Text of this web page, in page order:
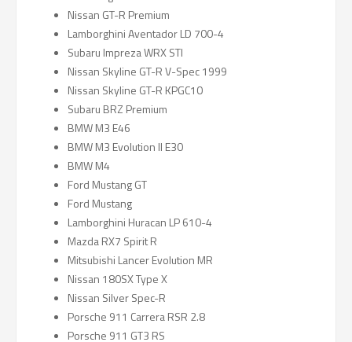
Nissan GT-R Premium
Lamborghini Aventador LD 700-4
Subaru Impreza WRX STI
Nissan Skyline GT-R V-Spec 1999
Nissan Skyline GT-R KPGC10
Subaru BRZ Premium
BMW M3 E46
BMW M3 Evolution II E30
BMW M4
Ford Mustang GT
Ford Mustang
Lamborghini Huracan LP 610-4
Mazda RX7 Spirit R
Mitsubishi Lancer Evolution MR
Nissan 180SX Type X
Nissan Silver Spec-R
Porsche 911 Carrera RSR 2.8
Porsche 911 GT3 RS